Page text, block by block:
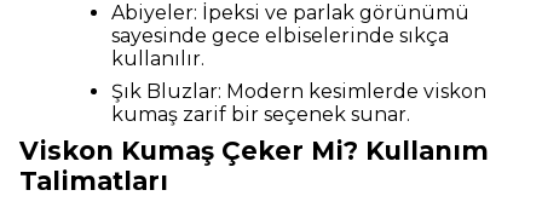
Abiyeler: İpeksi ve parlak görünümü
sayesinde gece elbiselerinde sıkça
kullanılır.
Şık Bluzlar: Modern kesimlerde viskon
kumaş zarif bir seçenek sunar.
Viskon Kumaş Çeker Mi? Kullanım
Talimatları